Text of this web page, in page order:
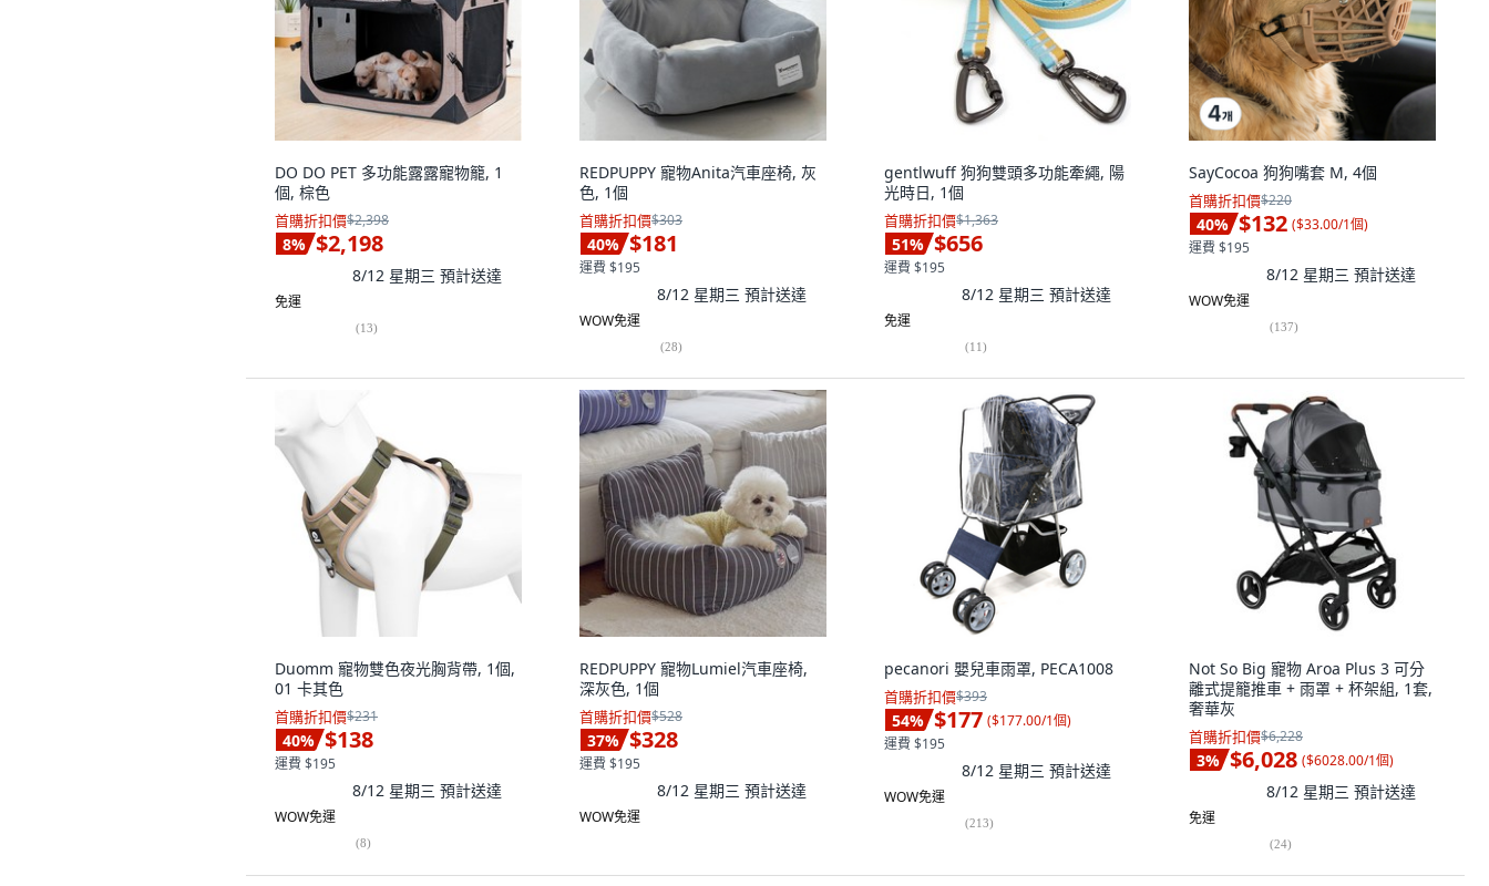
DO DO PET 多功能露露寵物籠, 1
個, 棕色
首購折扣價$2,398
8% $2,198
8/12 星期三 預計送達
免運
(13)
REDPUPPY 寵物Anita汽車座椅, 灰
色, 1個
首購折扣價$303
40% $181
運費 $195
8/12 星期三 預計送達
WOW免運
(28)
gentlwuff 狗狗雙頭多功能牽繩, 陽
光時日, 1個
首購折扣價$1,363
51% $656
運費 $195
8/12 星期三 預計送達
免運
(11)
SayCocoa 狗狗嘴套 M, 4個
首購折扣價$220
40% $132 ($33.00/1個)
運費 $195
8/12 星期三 預計送達
WOW免運
(137)
Duomm 寵物雙色夜光胸背帶, 1個,
01 卡其色
首購折扣價$231
40% $138
運費 $195
8/12 星期三 預計送達
WOW免運
(8)
REDPUPPY 寵物Lumiel汽車座椅,
深灰色, 1個
首購折扣價$528
37% $328
運費 $195
8/12 星期三 預計送達
WOW免運
pecanori 嬰兒車雨罩, PECA1008
首購折扣價$393
54% $177 ($177.00/1個)
運費 $195
8/12 星期三 預計送達
WOW免運
(213)
Not So Big 寵物 Aroa Plus 3 可分
離式提籠推車 + 雨罩 + 杯架組, 1套,
奢華灰
首購折扣價$6,228
3% $6,028 ($6028.00/1個)
8/12 星期三 預計送達
免運
(24)